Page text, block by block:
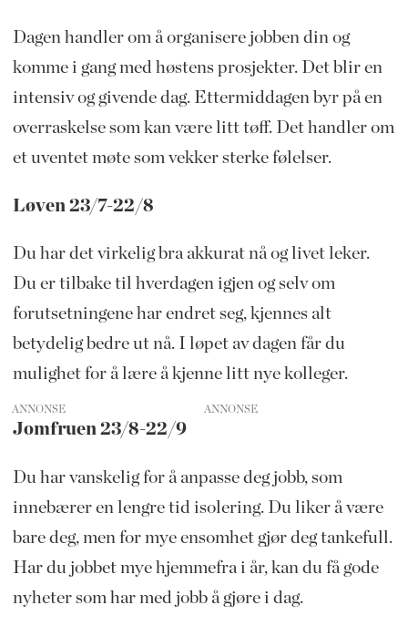
Dagen handler om å organisere jobben din og
komme i gang med høstens prosjekter. Det blir en
intensiv og givende dag. Ettermiddagen byr på en
overraskelse som kan være litt tøff. Det handler om
et uventet møte som vekker sterke følelser.
Løven 23/7-22/8
Du har det virkelig bra akkurat nå og livet leker.
Du er tilbake til hverdagen igjen og selv om
forutsetningene har endret seg, kjennes alt
betydelig bedre ut nå. I løpet av dagen får du
mulighet for å lære å kjenne litt nye kolleger.
ANNONSE
Jomfruen 23/8-22/9
Du har vanskelig for å anpasse deg jobb, som
innebærer en lengre tid isolering. Du liker å være
bare deg, men for mye ensomhet gjør deg tankefull.
Har du jobbet mye hjemmefra i år, kan du få gode
nyheter som har med jobb å gjøre i dag.